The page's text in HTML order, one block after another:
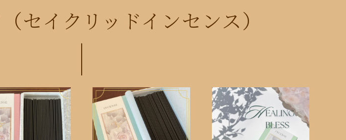
セイクリッドインセンス）